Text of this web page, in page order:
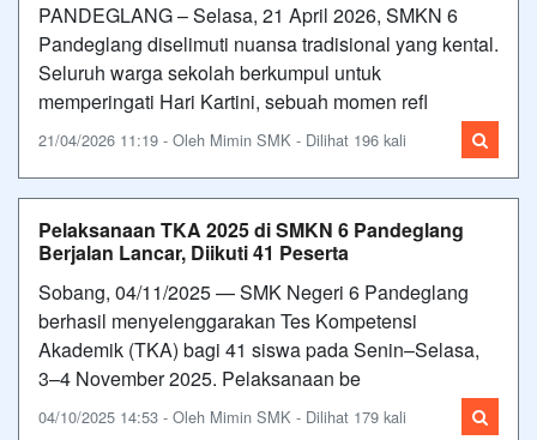
PANDEGLANG – Selasa, 21 April 2026, SMKN 6
Pandeglang diselimuti nuansa tradisional yang kental.
Seluruh warga sekolah berkumpul untuk
memperingati Hari Kartini, sebuah momen refl
21/04/2026 11:19 - Oleh Mimin SMK - Dilihat 196 kali
Pelaksanaan TKA 2025 di SMKN 6 Pandeglang
Berjalan Lancar, Diikuti 41 Peserta
Sobang, 04/11/2025 — SMK Negeri 6 Pandeglang
berhasil menyelenggarakan Tes Kompetensi
Akademik (TKA) bagi 41 siswa pada Senin–Selasa,
3–4 November 2025. Pelaksanaan be
04/10/2025 14:53 - Oleh Mimin SMK - Dilihat 179 kali